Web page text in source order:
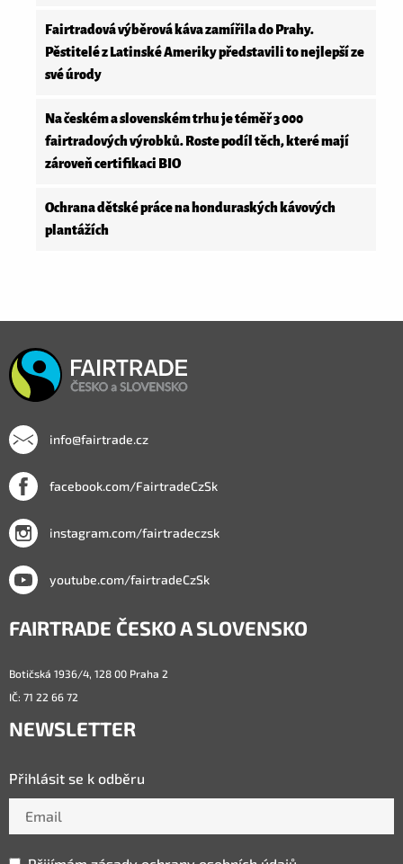
Fairtradová výběrová káva zamířila do Prahy.
Pěstitelé z Latinské Ameriky představili to nejlepší ze
své úrody
Na českém a slovenském trhu je téměř 3 000
fairtradových výrobků. Roste podíl těch, které mají
zároveň certifikaci BIO
Ochrana dětské práce na honduraských kávových
plantážích
info@fairtrade.cz
facebook.com/FairtradeCzSk
instagram.com/fairtradeczsk
youtube.com/fairtradeCzSk
FAIRTRADE ČESKO A SLOVENSKO
Botičská 1936/4, 128 00 Praha 2
IČ: 71 22 66 72
NEWSLETTER
Přihlásit se k odběru